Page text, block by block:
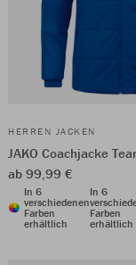
HERREN JACKEN
JAKO Coachjacke
ab 99,99 €
In 6
verschiedenen
Farben
erhältlich
In 6
Farben
erhältlich